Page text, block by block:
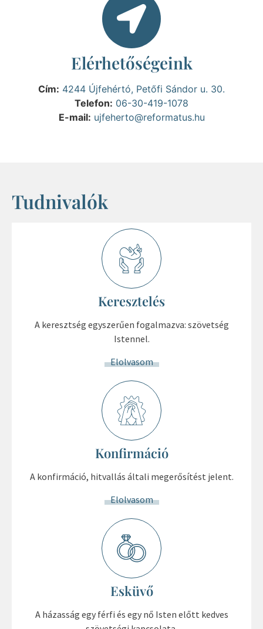
Elérhetőségeink
Cím: 4244 Újfehértó, Petőfi Sándor u. 30.
Telefon: 06-30-419-1078
E-mail: ujfeherto@reformatus.hu
Tudnivalók
Keresztelés
A keresztség egyszerűen fogalmazva: szövetség
Istennel.
Elolvasom
Konfirmáció
A konfirmáció, hitvallás általi megerősítést jelent.
Elolvasom
Esküvő
A házasság egy férfi és egy nő Isten előtt kedves